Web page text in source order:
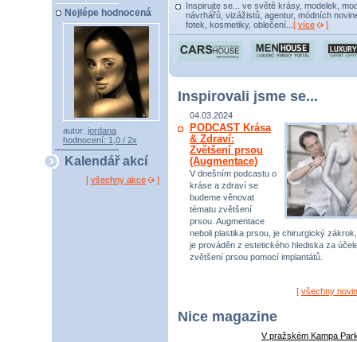
Nejlépe hodnocená
autor: jordana
hodnocení: 1,0 / 2x
Kalendář akcí
[ všechny akce ]
Inspirujte se... ve světě krásy, modelek,
návrhářů, vizážistů, agentur, módních
fotek, kosmetiky, oblečení... [ více ]
Inspirovali jsme se...
04.03.2024
PODCAST Krása
& Zdraví:
Zvětšení prsou
(Augmentace)
V dnešním podcastu o
kráse a zdraví se
budeme věnovat
tématu zvětšení
prsou. Augmentace
neboli plastika prsou, je chirurgický
je prováděn z estetického hlediska za
zvětšení prsou pomocí implantátů.
[ všechny
Nice magazine
V pražském Kampa